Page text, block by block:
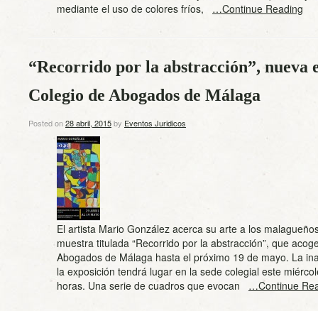
mediante el uso de colores fríos, …Continue Reading
“Recorrido por la abstracción”, nueva
Colegio de Abogados de Málaga
Posted on28 abril, 2015by Eventos Juridicos
El artista Mario González acerca su arte a los
muestra titulada “Recorrido por la abstracción”, que
Abogados de Málaga hasta el próximo 19 de mayo. La
la exposición tendrá lugar en la sede colegial este
horas. Una serie de cuadros que evocan …Continue